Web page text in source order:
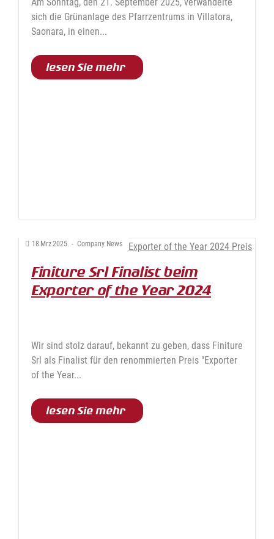
sich die Grünanlage des Pfarrzentrums in Villatora,
Saonara, in einen...
lesen Sie mehr
18Mrz2025 - Company News
Finiture Srl Finalist beim
Exporter of the Year 2024
Wir sind stolz darauf, bekannt zu geben, dass Finiture
Srl als Finalist für den renommierten Preis "Exporter
of the Year...
lesen Sie mehr